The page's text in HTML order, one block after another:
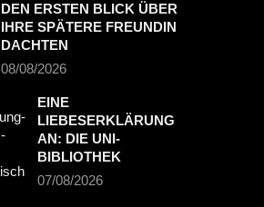
DEN ERSTEN BLICK ÜBER
IHRE SPÄTERE FREUNDIN
DACHTEN
08/08/2026
EINE
LIEBESERKLÄRUNG
AN: DIE UNI-
BIBLIOTHEK
07/08/2026